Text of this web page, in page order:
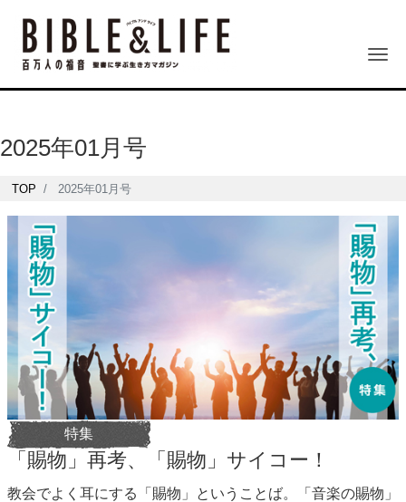
2025年01月号
TOP 2025年01月号
特集
「賜物」再考、「賜物」サイコー！
教会でよく耳にする「賜物」ということば。「音楽の賜物」